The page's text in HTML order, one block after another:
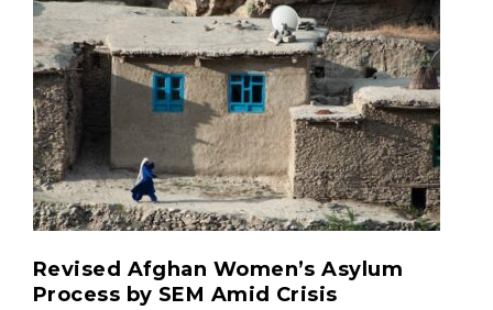
Revised Afghan Women’s Asylum
Process by SEM Amid Crisis